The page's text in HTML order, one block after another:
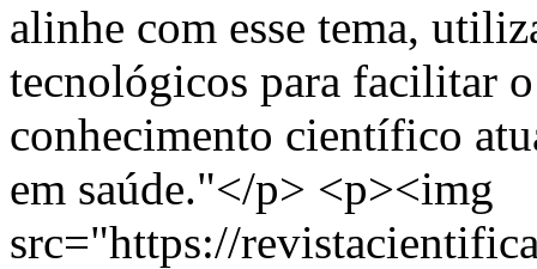
alinhe com esse tema,
tecnológicos para facilitar o
conhecimento científico
em saúde."</p> <p><img
src="https://